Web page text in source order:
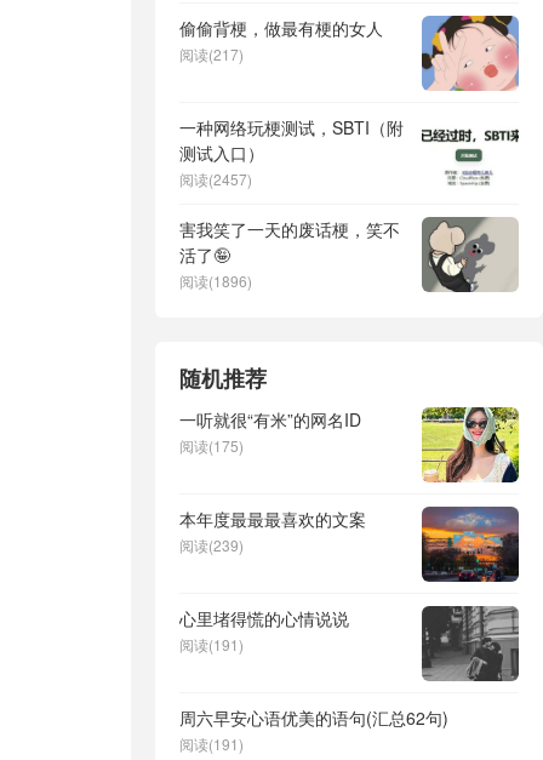
偷偷背梗，做最有梗的女人
阅读(217)
一种网络玩梗测试，SBTI（附
测试入口）
阅读(2457)
害我笑了一天的废话梗，笑不
活了🤪
阅读(1896)
随机推荐
一听就很“有米”的网名ID
阅读(175)
本年度最最最喜欢的文案
阅读(239)
心里堵得慌的心情说说
阅读(191)
周六早安心语优美的语句(汇总62句)
阅读(191)